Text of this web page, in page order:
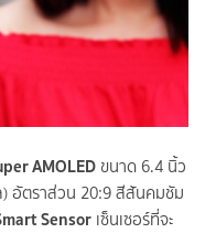
AMOLED ขนาด 6.4 นิ้ว
อัตราส่วน 20:9 สีสันคมชัม
Sensor เซ็นเซอร์ที่จะ